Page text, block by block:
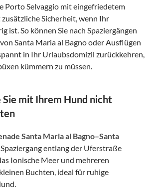
Porto Selvaggio mit eingefriedetem
Sicherheit, wenn Ihr
ist. So können Sie nach Spaziergängen
Santa Maria al Bagno oder Ausflügen
in Ihr Urlaubsdomizil zurückkehren,
kümmern zu müssen.
Sie mit Ihrem Hund nicht
Santa Maria al Bagno–Santa
entlang der Uferstraße
Ionische Meer und mehreren
Buchten, ideal für ruhige